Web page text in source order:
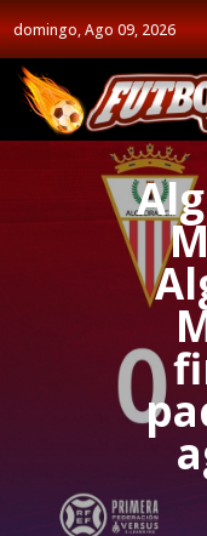
domingo, Ago 09, 2026